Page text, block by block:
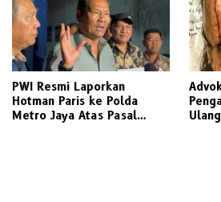
PWI Resmi Laporkan
Hotman Paris ke Polda
Metro Jaya Atas Pasal